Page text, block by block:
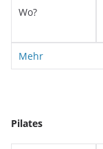
Wo?
Mehr
Pilates